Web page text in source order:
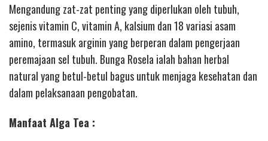
Mengandung zat-zat penting yang diperlukan oleh tubuh,
sejenis vitamin C, vitamin A, kalsium dan 18 variasi asam
amino, termasuk arginin yang berperan dalam pengerjaan
peremajaan sel tubuh. Bunga Rosela ialah bahan herbal
natural yang betul-betul bagus untuk menjaga kesehatan dan
dalam pelaksanaan pengobatan.
Manfaat Alga Tea :